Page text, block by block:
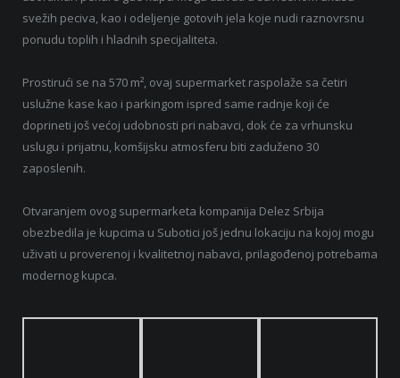
svežih peciva, kao i odeljenje gotovih jela koje nudi raznovrsnu
ponudu toplih i hladnih specijaliteta.
Prostirući se na 570 m², ovaj supermarket raspolaže sa četiri
uslužne kase kao i parkingom ispred same radnje koji će
doprineti još većoj udobnosti pri nabavci, dok će za vrhunsku
uslugu i prijatnu, komšijsku atmosferu biti zaduženo 30
zaposlenih.
Otvaranjem ovog supermarketa kompanija Delez Srbija
obezbedila je kupcima u Subotici još jednu lokaciju na kojoj mogu
uživati u proverenoj i kvalitetnoj nabavci, prilagođenoj potrebama
modernog kupca.